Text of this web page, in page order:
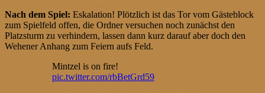
Nach dem Spiel: Eskalation! Plötzlich ist das Tor vom Gästeblock
zum Spielfeld offen, die Ordner versuchen noch zunächst den
Platzsturm zu verhindern, lassen dann kurz darauf aber doch den
Wehener Anhang zum Feiern aufs Feld.
Mintzel is on fire!
pic.twitter.com/rbBetGrd59